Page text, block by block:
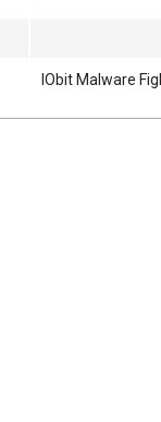
IObit Malware